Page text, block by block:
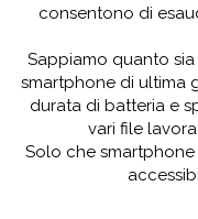
consentono di
Sappiamo quanto
smartphone di ultima
durata di batteria e
vari file
Solo che